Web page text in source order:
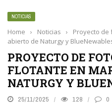
NOTICIAS
Home › Noticias ›
Proyecto
abierto de Naturgy y
PROYECTO DE
FLOTANTE EN
NATURGY Y
25/11/2025 128 0